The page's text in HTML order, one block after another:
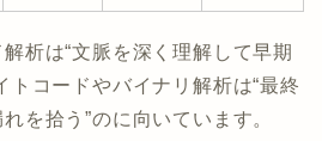
析は“文脈を深く理解して早期
トコードやバイナリ解析は“最終
を拾う”のに向いています。